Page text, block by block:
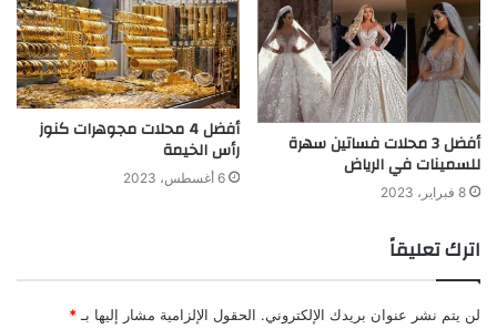
أفضل 3 محلات فساتين سهرة
للسمينات في الرياض
8 فبراير، 2023
أفضل 4 محلات مجوهرات كنوز
رأس الخيمة
6 أغسطس، 2023
اترك تعليقاً
لن يتم نشر عنوان بريدك الإلكتروني. الحقول الإلزامية مشار إليها بـ *